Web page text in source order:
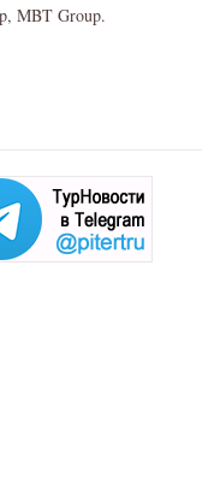
MBT Group.